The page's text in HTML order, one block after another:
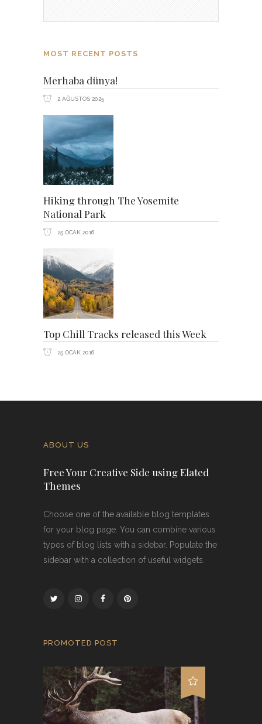
MOST RECENT POSTS
Merhaba dünya!
2 AĞUSTOS 2025
Hiking through The Yosemite
National Park
25 OCAK 2016
Top Chill Tracks released this Week
25 OCAK 2016
ABOUT US
Free Your Creative Side using Elated
Themes
Choose one of the available blog templates
for your blog page. You can combine various
types of blog lists with a sidebar. Populate the
sidebar with a collection of useful widgets.
PROMOTED POST